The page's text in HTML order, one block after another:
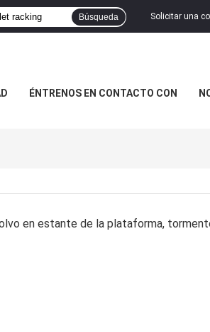
Solicitar una
Búsqueda
ÉNTRENOS EN CONTACTO CON
en estante de la plataforma,